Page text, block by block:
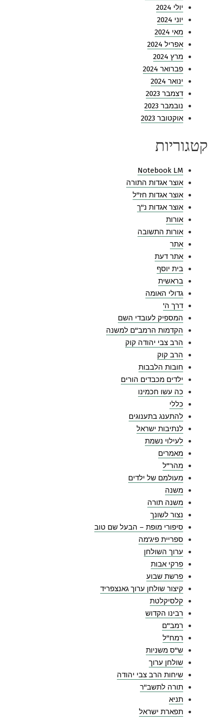
יולי 2024
יוני 2024
מאי 2024
אפריל 2024
מרץ 2024
פברואר 2024
ינואר 2024
דצמבר 2023
נובמבר 2023
אוקטובר 2023
קטגוריות
Notebook LM
אוצר אגדות התורה
אוצר אגדות חז"ל
אוצר אגדות נ"ך
אורות
אורות התשובה
אתר
אתר דעת
בית יוסף
בראשית
גדולי האומה
דרך ה'
המספיק לעובדי השם
הקדמות הרמב"ם למשנה
הרב צבי יהודה קוק
הרב קוק
חובות הלבבות
ילדים מכבדים הורים
כה עשו חכמינו
כללי
להתענג בתענוגים
לנתיבות ישראל
לעילוי נשמת
מאמרים
מהר"ל
מעולמם של ילדים
משנה
משנה תורה
נצור לשונך
סיפורי מופת – הבעל שם טוב
ספריית פיג'מה
ערוך השולחן
פרקי אבות
פרשת שבוע
קיצור שולחן ערוך גאנצפריד
קלסיקלטת
רבינו הקדוש
רמב"ם
רמח"ל
ש"ס משניות
שולחן ערוך
שיחות הרב צבי יהודה
תורה לתשב"ר
תניא
תפארת ישראל